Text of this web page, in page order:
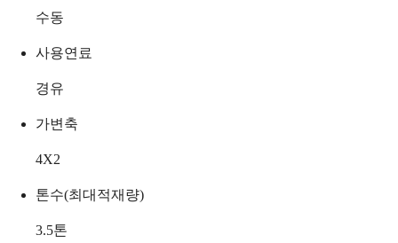
수동
사용연료
경유
가변축
4X2
톤수(최대적재량)
3.5톤